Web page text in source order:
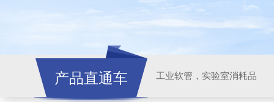
产品直通车 工业软管，实验室消耗品